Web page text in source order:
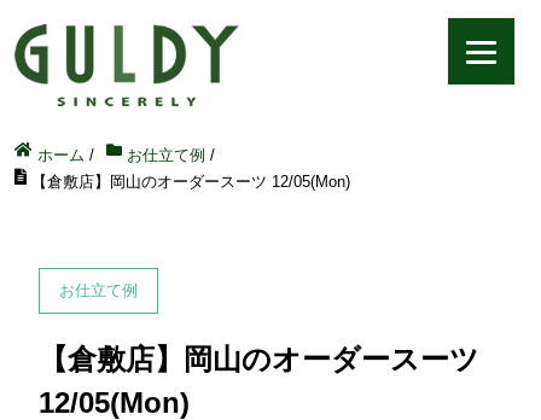
ホーム / お仕立て例 /
【倉敷店】岡山のオーダースーツ 12/05(Mon)
お仕立て例
【倉敷店】岡山のオーダースーツ
12/05(Mon)